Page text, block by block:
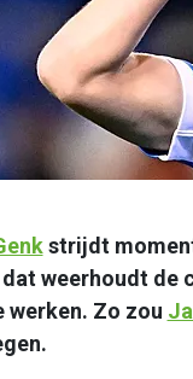
strijdt
weerhoudt de
werken. Zo zou